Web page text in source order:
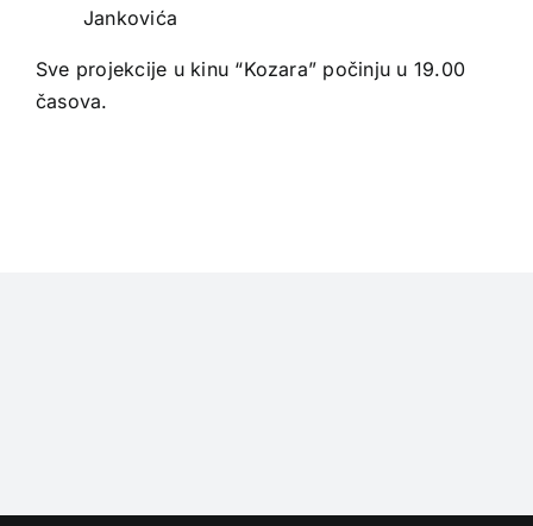
Jankovića
Sve projekcije u kinu “Kozara” počinju u 19.00
časova.